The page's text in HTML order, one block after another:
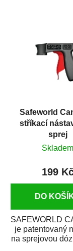
Safeworld
stříkací
sprej
Skladem
199
DO
SAFEWORLD
je patentovaný
na sprejovou